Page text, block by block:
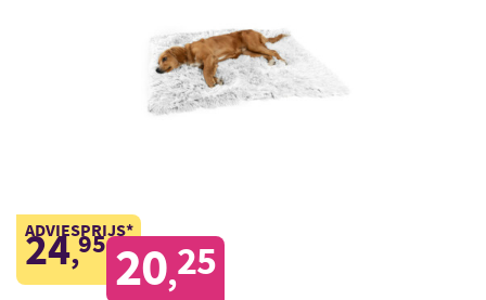
ADVIESPRIJS*
24,95 20,25